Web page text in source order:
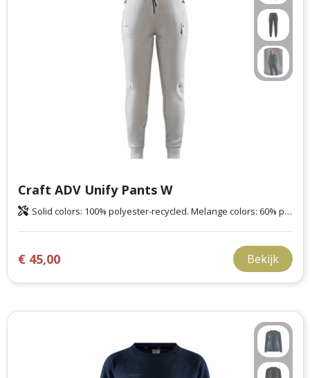
Craft ADV Unify Pants W
Solid colors: 100% polyester-recycled. Melange colors: 60% polyester-recycled, 40% polyester.
€ 45,00 Bekijk